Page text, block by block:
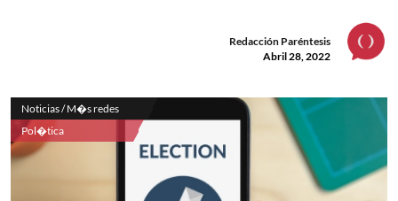
Redacción Paréntesis
Abril 28, 2022
Noticias / M�s redes
Pol�tica